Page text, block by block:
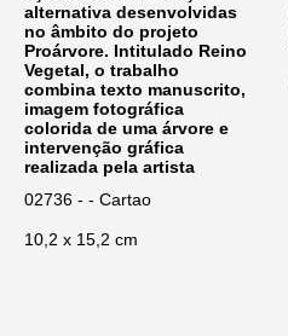
alternativa desenvolvidas
no âmbito do projeto
Proárvore. Intitulado Reino
Vegetal, o trabalho
combina texto manuscrito,
imagem fotográfica
colorida de uma árvore e
intervenção gráfica
realizada pela artista
02736 - - Cartao
10,2 x 15,2 cm